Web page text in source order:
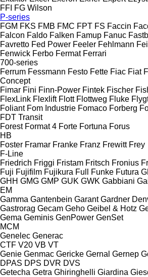
FFI FG Wilson
P-series
FGM FKS FMB FMC FPT FS Faccin
Falcon Faldo Falken Famup Fanuc
Favretto Fed Power Feeler Fehlmann
Fenwick Ferbo Fermat Ferrari
700-series
Ferrum Fessmann Festo Fette Fiac Fiat
Concept
Fimar Fini Finn-Power Fintek Fischer
FlexLink Flexlift Flott Flottweg Fluke
Foliant Fom Industrie Fomaco Forberg
FDT Transit
Forest Format 4 Forte Fortuna Forus
HB
Foster Framar Franke Franz Frewitt Frey
F-Line
Friedrich Friggi Fristam Fritsch Fronius
Fuji Fujifilm Fujikura Full Funke Futura
GHH GMG GMP GUK GWK Gabbiani
EM
Gamma Gantenbein Garant Gardner
Gastrorag Gecam Geho Geibel & Hotz
Gema Geminis GenPower GenSet
MCM
Genelec Generac
CTF V20 VB VT
Genie Genmac Gericke Gernal Gernep
DPAS DPS DVR DVS
Getecha Getra Ghiringhelli Giardina